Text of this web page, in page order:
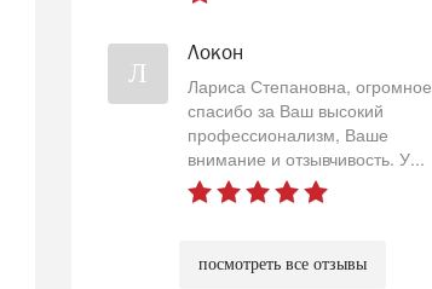
Л
Локон
Лариса Степановна, огромное
спасибо за Ваш высокий
профессионализм, Ваше
внимание и отзывчивость. У...
посмотреть все отзывы